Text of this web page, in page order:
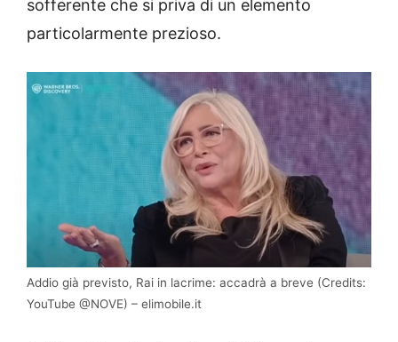
sofferente che si priva di un elemento
particolarmente prezioso.
Addio già previsto, Rai in lacrime: accadrà a breve (Credits:
YouTube @NOVE) – elimobile.it